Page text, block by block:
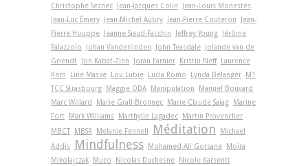
Christophe Seznec Jean-Jacques Colin
Jean-Louis Monestès
Jean-Luc Émery Jean-Michel Aubry Jean-Pierre Couteron
Jean-
Pierre Houppe Jeanne Siaud-Facchin Jeffrey Young Jérôme
Palazzolo
Johan Vanderlinden John Teasdale Jolande van de
Griendt Jon Kabat-Zinn Joran Farnier Kristin Neff Laurence
Kern
Line Massé Lou Lubie Lucia Romo Lynda Bélanger M1
TCC Strasbourg Maggie ODA Manipulation
Manuel Bouvard
Marc Willard
Marie Grall-Bronnec Marie-Claude Saiag Marine
Fort Mark Williams Marthylle Lagadec Martin Provencher
MBCT MBSR Melanie Fennell Méditation
Michael
Addis
Mindfulness Mohamed-Ali Gorsane Moïra
Mikolajczak Muzo Nicolas Duchesne Nicole Karsenti